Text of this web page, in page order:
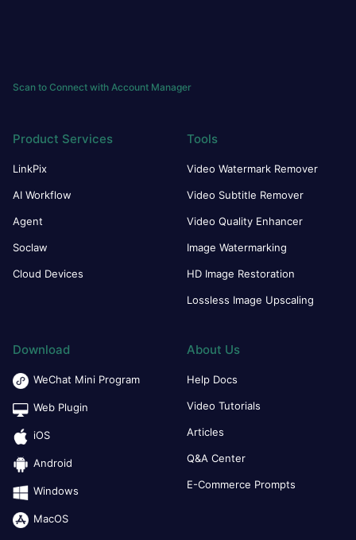
Scan to Connect with Account Manager
Product Services
LinkPix
AI Workflow
Agent
Soclaw
Cloud Devices
Tools
Video Watermark Remover
Video Subtitle Remover
Video Quality Enhancer
Image Watermarking
HD Image Restoration
Lossless Image Upscaling
Download
WeChat Mini Program
Web Plugin
iOS
Android
Windows
MacOS
About Us
Help Docs
Video Tutorials
Articles
Q&A Center
E-Commerce Prompts